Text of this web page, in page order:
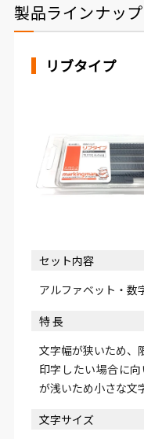
製品ラインナップ
リブタイプ
セット内容
アルファベット・数
特 長
文字幅が狭いため、
印字したい場合に
が浅いため小さな文
文字サイズ